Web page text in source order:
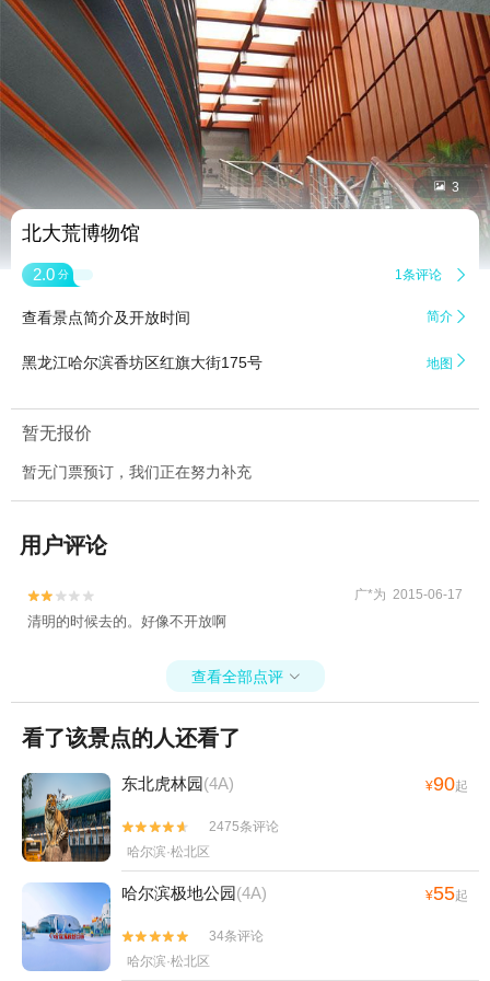
 3
北大荒博物馆
2.0 分 1条评论 
查看景点简介及开放时间 简介 
黑龙江哈尔滨香坊区红旗大街175号 地图 
暂无报价
暂无门票预订，我们正在努力补充
用户评论

 广*为 2015-06-17
清明的时候去的。好像不开放啊
查看全部点评 
看了该景点的人还看了
东北虎林园(4A) ¥90起


2475条评论
哈尔滨·松北区
哈尔滨极地公园(4A) ¥55起


34条评论
哈尔滨·松北区
